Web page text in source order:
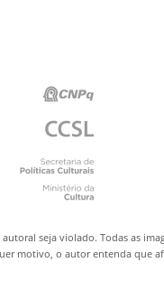
seja violado. Todas as
motivo, o autor entenda que